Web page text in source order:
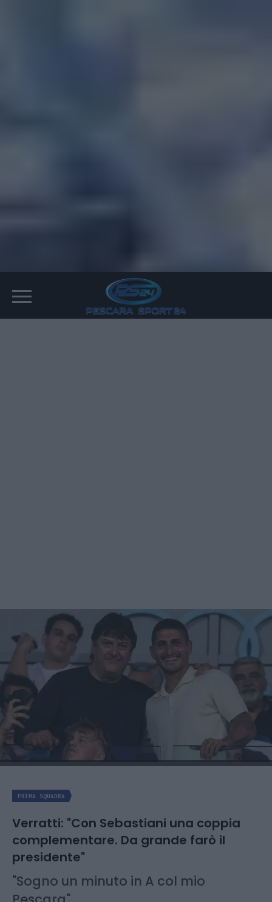
PRIMA SQUADRA
Verratti: "Con Sebastiani una coppia
complementare. Da grande farò il
presidente"
"Sogno un minuto in A col mio